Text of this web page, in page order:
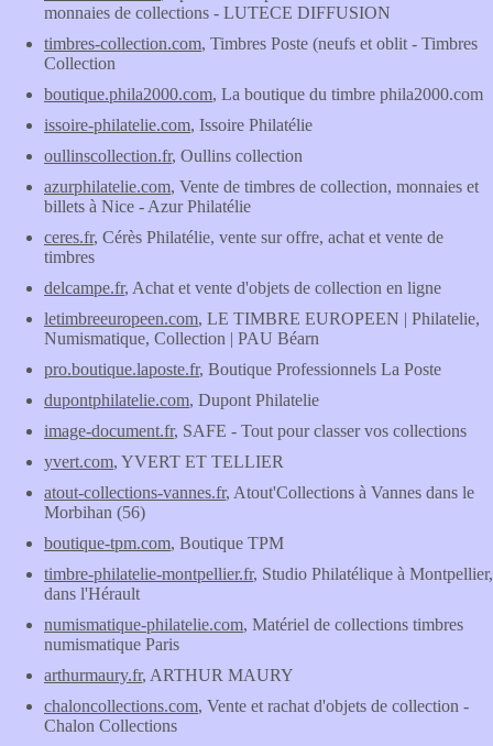
monnaies de collections - LUTECE DIFFUSION
timbres-collection.com, Timbres Poste (neufs et oblit - Timbres
Collection
boutique.phila2000.com, La boutique du timbre phila2000.com
issoire-philatelie.com, Issoire Philatélie
oullinscollection.fr, Oullins collection
azurphilatelie.com, Vente de timbres de collection, monnaies et
billets à Nice - Azur Philatélie
ceres.fr, Cérès Philatélie, vente sur offre, achat et vente de
timbres
delcampe.fr, Achat et vente d'objets de collection en ligne
letimbreeuropeen.com, LE TIMBRE EUROPEEN | Philatelie,
Numismatique, Collection | PAU Béarn
pro.boutique.laposte.fr, Boutique Professionnels La Poste
dupontphilatelie.com, Dupont Philatelie
image-document.fr, SAFE - Tout pour classer vos collections
yvert.com, YVERT ET TELLIER
atout-collections-vannes.fr, Atout'Collections à Vannes dans le
Morbihan (56)
boutique-tpm.com, Boutique TPM
timbre-philatelie-montpellier.fr, Studio Philatélique à Montpellier,
dans l'Hérault
numismatique-philatelie.com, Matériel de collections timbres
numismatique Paris
arthurmaury.fr, ARTHUR MAURY
chaloncollections.com, Vente et rachat d'objets de collection -
Chalon Collections